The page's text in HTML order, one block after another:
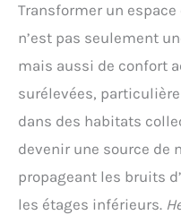
Transformer un
n’est pas seulement
mais aussi de confort
surélevées,
dans des habitats
devenir une source de
propageant les bruits
les étages inférieurs.